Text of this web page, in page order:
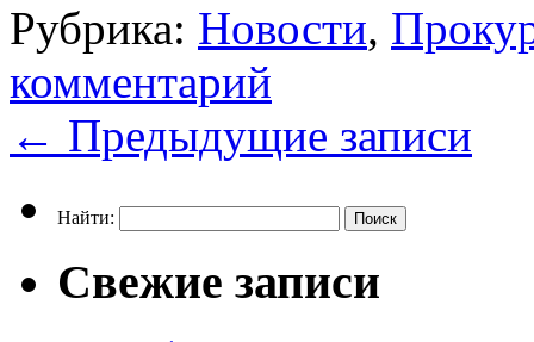
Рубрика: Новости,
комментарий
← Предыдущие записи
Найти:
Свежие записи